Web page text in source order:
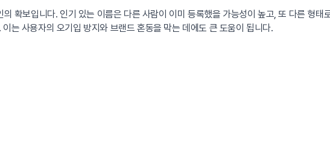
확보입니다. 인기 있는 이름은 다른 사람이 이미 등록했을 가능성이 높고, 또 다른 형태
는 사용자의 오기입 방지와 브랜드 혼동을 막는 데에도 큰 도움이 됩니다.